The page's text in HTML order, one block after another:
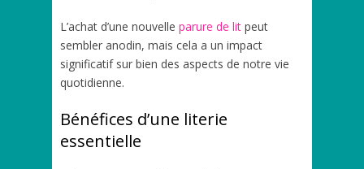
L’achat d’une nouvelle parure de lit peut
sembler anodin, mais cela a un impact
significatif sur bien des aspects de notre vie
quotidienne.
Bénéfices d’une literie
essentielle